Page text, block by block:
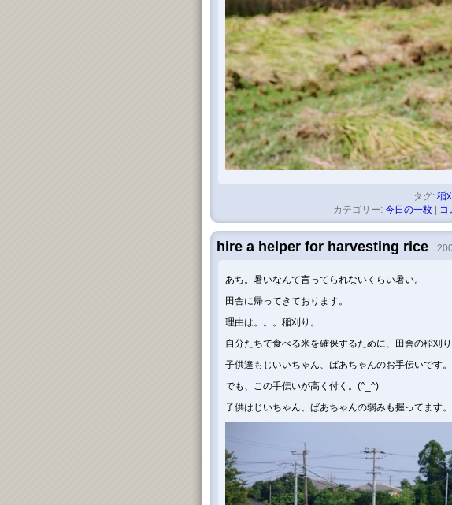
タグ: 稲
カテゴリー: 今日の一枚| コ
hire a helper for harvesting rice
あち。暑いなんて言ってられないくらい暑い。
田舎に帰ってきております。
理由は。。。稲刈り。
自分たちで食べる米を確保するために、田舎の稲刈り
子供達もじいいちゃん、ばあちゃんのお手伝いです。
でも、この手伝いが高く付く。(^_^)
子供はじいちゃん、ばあちゃんの弱みも握ってます